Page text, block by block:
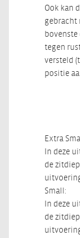
Ook kan
gebracht
bovenste
tegen
versteld
positie
Extra
In deze
de
Small:
In deze
de